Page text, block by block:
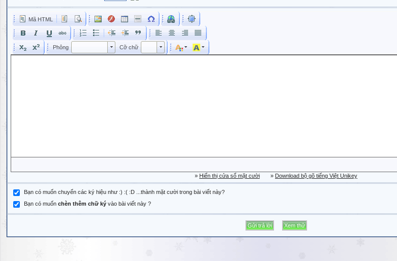
Mã HTML
Phông Cỡ chữ Kích cỡ phông
» Hiển thị cửa sổ mặt cười » Download bộ gõ tiếng Việt Unikey
Bạn có muốn chuyển các ký hiệu như :) :( :D ...thành mặt cười trong bài viết này?
Bạn có muốn chèn thêm chữ ký vào bài viết này ?